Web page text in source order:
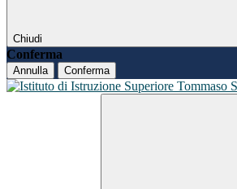
Chiudi
Conferma
Annulla Conferma